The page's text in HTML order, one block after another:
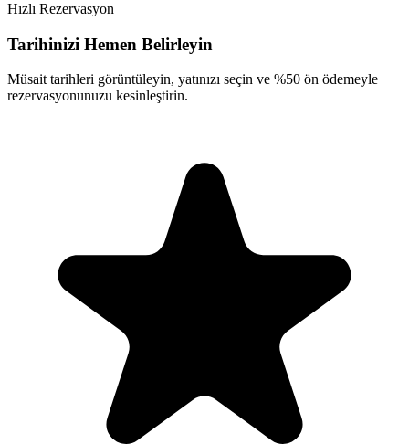
Hızlı Rezervasyon
Tarihinizi Hemen Belirleyin
Müsait tarihleri görüntüleyin, yatınızı seçin ve %50 ön ödemeyle
rezervasyonunuzu kesinleştirin.